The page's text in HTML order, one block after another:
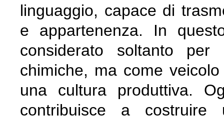
linguaggio, capace di
e appartenenza. In
considerato soltanto
chimiche, ma come
una cultura produttiva.
contribuisce a